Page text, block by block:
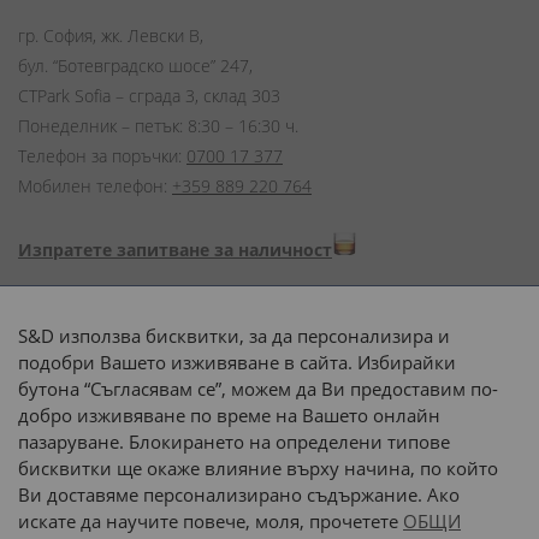
гр. София, жк. Левски В,
бул. “Ботевградско шосе” 247,
CTPark Sofia – сграда 3, склад 303
Понеделник – петък: 8:30 – 16:30 ч.
Телефон за поръчки: 0700 17 377
Мобилен телефон: +359 889 220 764
Изпратете запитване за наличност
Начини на плащане:
Доставка до адрес с:
или
наш транспорт
S&D използва бисквитки, за да персонализира и
подобри Вашето изживяване в сайта. Избирайки
бутона “Съгласявам се”, можем да Ви предоставим по-
добро изживяване по време на Вашето онлайн
пазаруване. Блокирането на определени типове
бисквитки ще окаже влияние върху начина, по който
Ви доставяме персонализирано съдържание. Ако
искате да научите повече, моля, прочетете ОБЩИ